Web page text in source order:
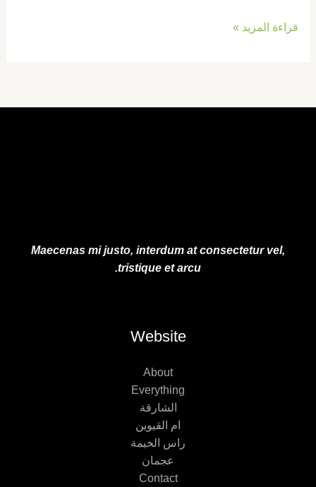
قراءة المزيد »
Maecenas mi justo, interdum at consectetur vel,
tristique et arcu.
Website
About
Everything
الشارقة
ام القيوين
راس الخيمة
عجمان
Contact